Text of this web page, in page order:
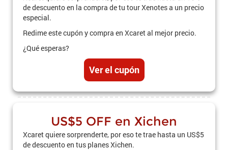
de descuento en la compra de tu tour Xenotes a un precio
especial.
Redime este cupón y compra en Xcaret al mejor precio.
¿Qué esperas?
Ver el cupón
US$5 OFF en Xichen
Xcaret quiere sorprenderte, por eso te trae hasta un US$5
de descuento en tus planes Xichen.